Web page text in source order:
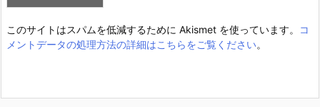
このサイトはスパムを低減するために Akismet を使っています。
コ
メントデータの処理方法の詳細はこちらをご覧ください。